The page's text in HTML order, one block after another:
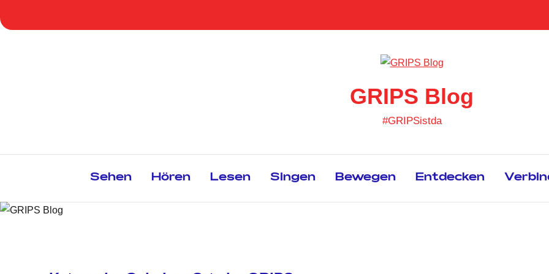
Inhalt
GRIPS Blog
#GRIPSistda
Sehen Hören Lesen Singen Bewegen Entdecken